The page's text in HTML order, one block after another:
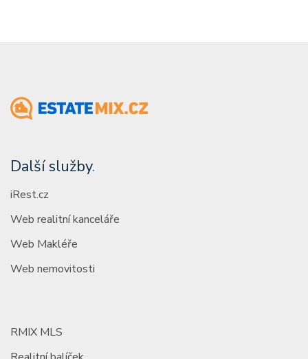
Další služby.
iRest.cz
Web realitní kanceláře
Web Makléře
Web nemovitosti
RMIX MLS